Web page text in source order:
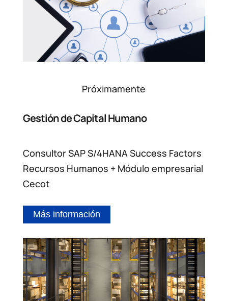
Próximamente
Gestión de Capital Humano
Consultor SAP S/4HANA Success Factors
Recursos Humanos + Módulo empresarial
Cecot
Más información